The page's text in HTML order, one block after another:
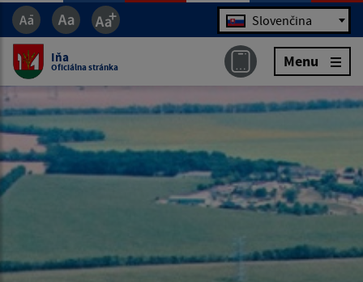
Jazyk Slovenčina
Iňa
Oficiálna stránka Menu